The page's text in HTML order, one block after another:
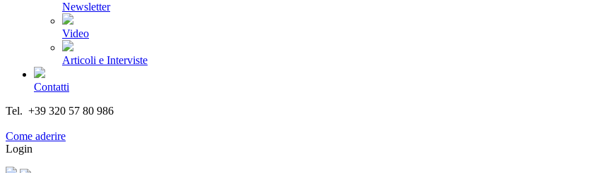
Newsletter
Video
Articoli e Interviste
Contatti
Tel. +39 320 57 80 986
Come aderire
Login